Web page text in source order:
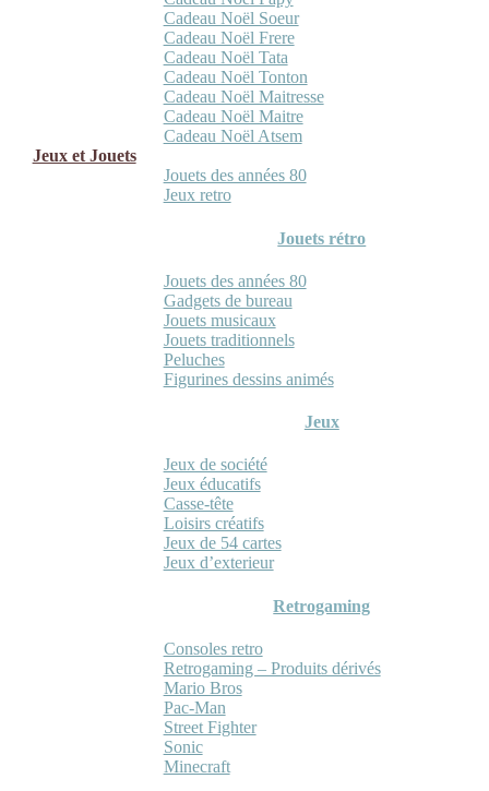
Cadeau Noël Soeur
Cadeau Noël Frere
Cadeau Noël Tata
Cadeau Noël Tonton
Cadeau Noël Maitresse
Cadeau Noël Maitre
Cadeau Noël Atsem
Jeux et Jouets
Jouets des années 80
Jeux retro
Jouets rétro
Jouets des années 80
Gadgets de bureau
Jouets musicaux
Jouets traditionnels
Peluches
Figurines dessins animés
Jeux
Jeux de société
Jeux éducatifs
Casse-tête
Loisirs créatifs
Jeux de 54 cartes
Jeux d’exterieur
Retrogaming
Consoles retro
Retrogaming – Produits dérivés
Mario Bros
Pac-Man
Street Fighter
Sonic
Minecraft